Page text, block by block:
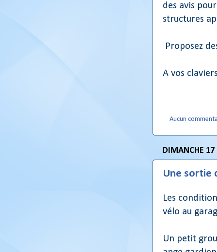
des avis
structures
Proposez
A vos
Aucun
DIMANCHE 17
Une sortie
Les
vélo au
Un petit